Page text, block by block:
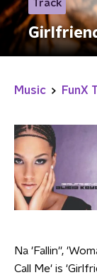
Track
Music FunX
Na 'Fallin'',
Call Me' is